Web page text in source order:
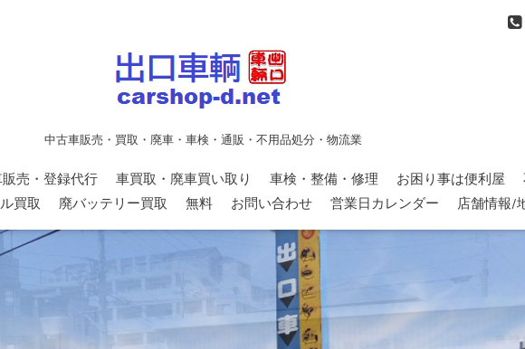
中古車販売・買取・廃車・車検・通販・不用品処分・物流業
売・登録代行 車買取・廃車買い取り 車検・整備・修理 お困り事は便利屋
買取
廃バッテリー買取 無料 お問い合わせ 営業日カレンダー 店舗情報/